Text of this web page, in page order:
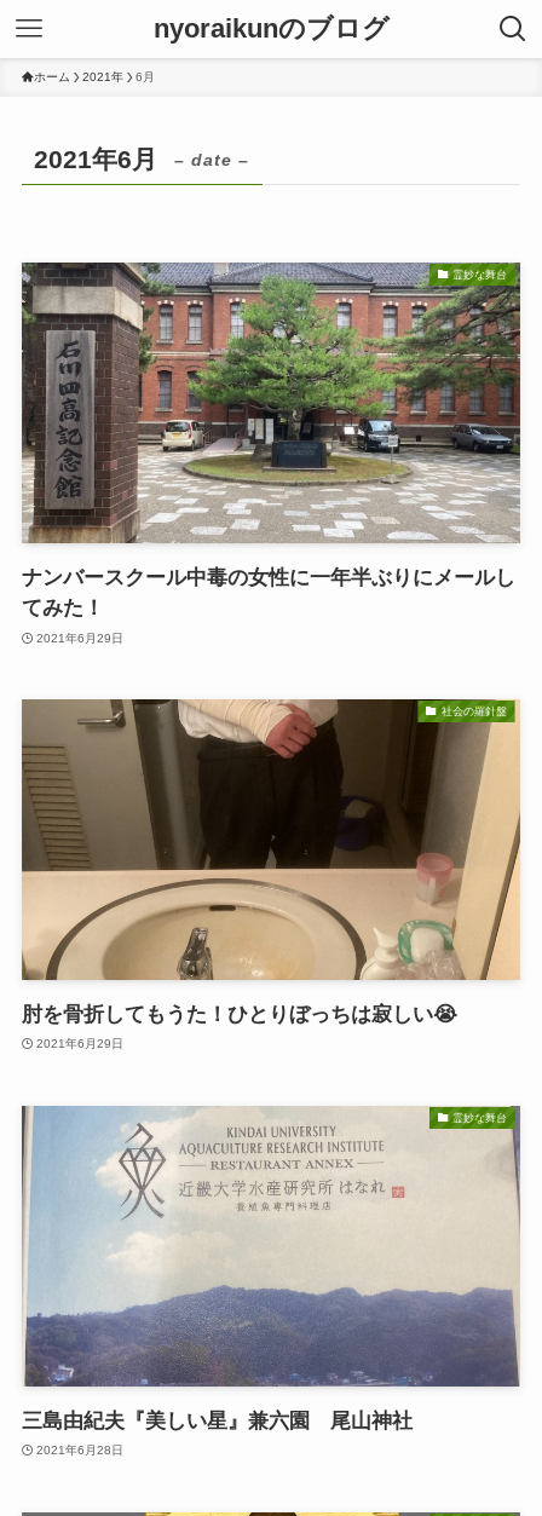
nyoraikunのブログ
ホーム 2021年 6月
2021年6月 – date –
霊妙な舞台
ナンバースクール中毒の女性に一年半ぶりにメールし
てみた！
2021年6月29日
社会の羅針盤
肘を骨折してもうた！ひとりぼっちは寂しい😭
2021年6月29日
霊妙な舞台
三島由紀夫『美しい星』兼六園 尾山神社
2021年6月28日